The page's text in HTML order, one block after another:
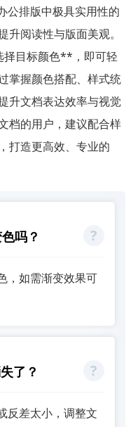
公排版中极具实用性的
阅读性与版面美观。
择目标颜色**，即可轻
掌握颜色搭配、样式统
升文档表达效率与视觉
档的用户，建议配合样
打造更高效、专业的
吗？
，如需渐变效果可
了？
反差太小，调整文